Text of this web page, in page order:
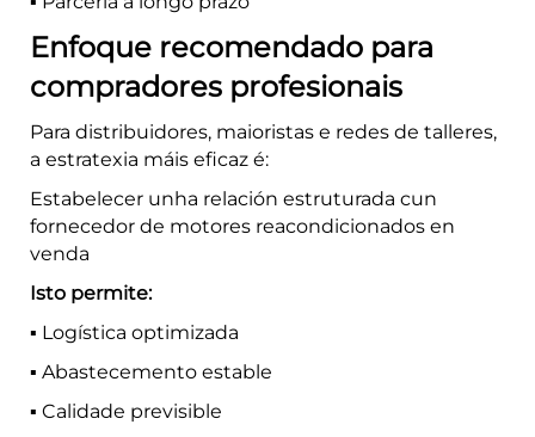
Enfoque recomendado para
compradores profesionais
Para distribuidores, maioristas e redes de talleres,
a estratexia máis eficaz é:
Estabelecer unha relación estruturada cun
fornecedor de motores reacondicionados en
venda
Isto permite:
▪️ Logística optimizada
▪️ Abastecemento estable
▪️ Calidade previsible